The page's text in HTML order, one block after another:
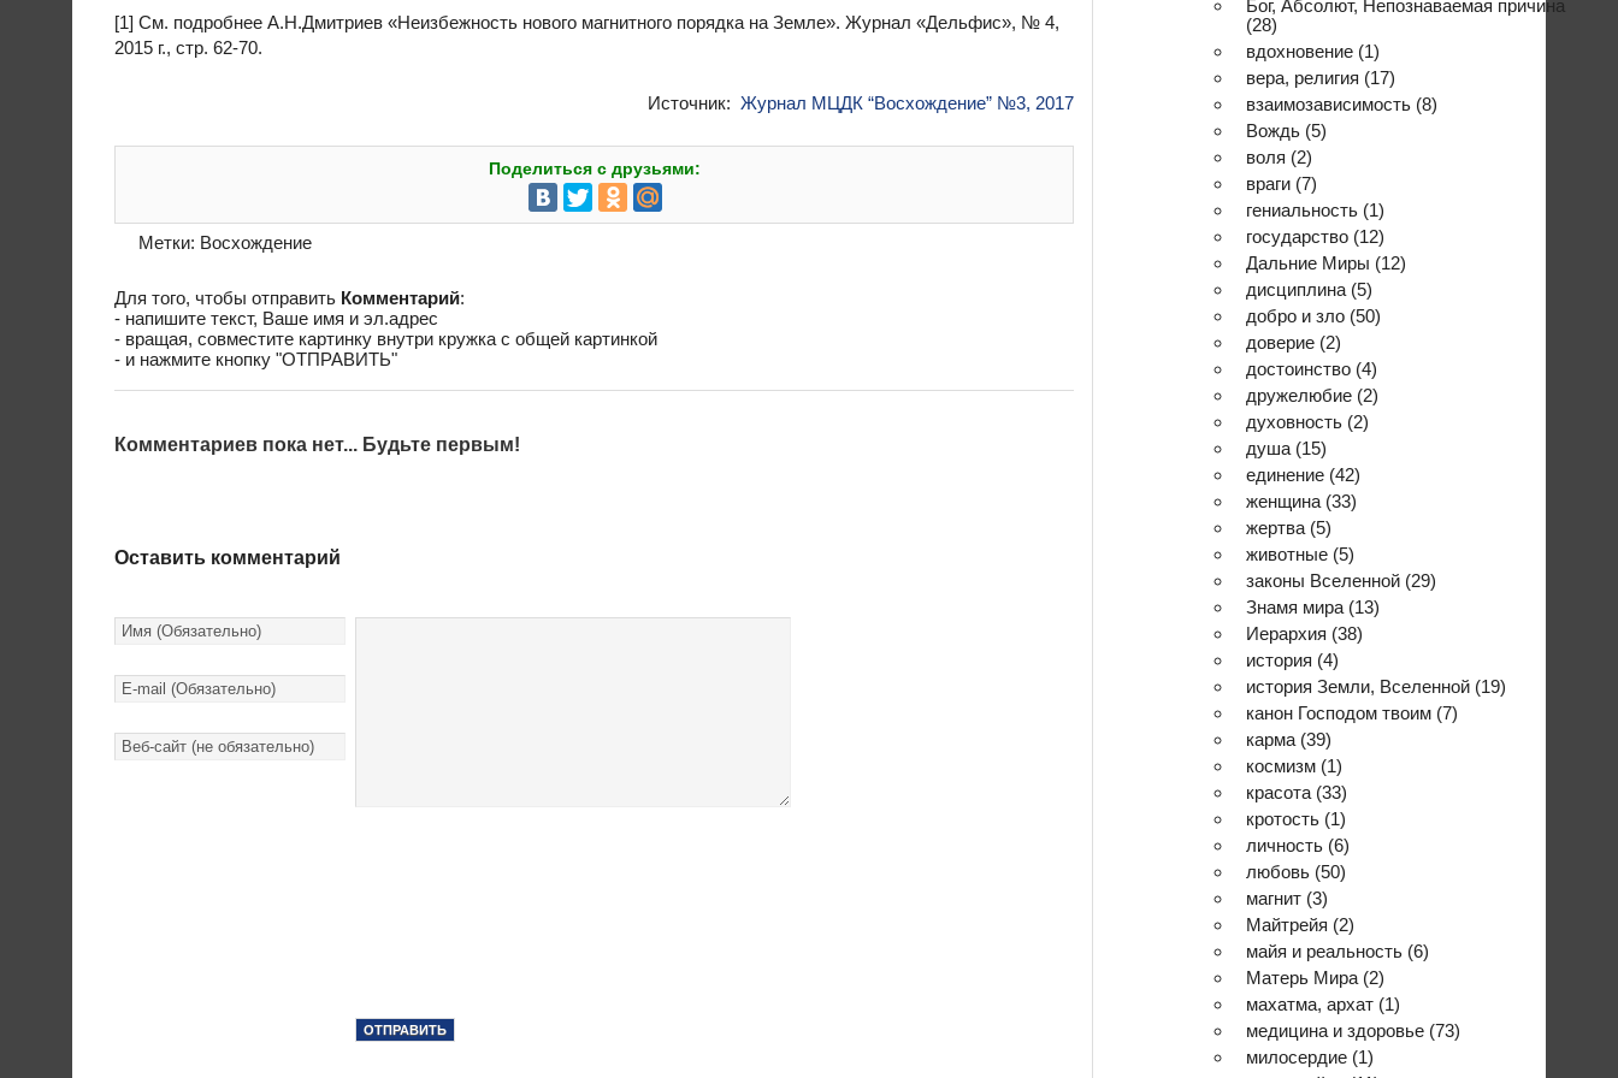
[1] См. подробнее А.Н.Дмитриев «Неизбежность нового магнитного порядка на Земле». Журнал «Дельфис», № 4,
2015 г., стр. 62-70.
Источник: Журнал МЦДК “Восхождение” №3, 2017
Поделиться с друзьями:
Метки: Восхождение
Для того, чтобы отправить Комментарий:
- напишите текст, Ваше имя и эл.адрес
- вращая, совместите картинку внутри кружка с общей картинкой
- и нажмите кнопку "ОТПРАВИТЬ"
Комментариев пока нет... Будьте первым!
Оставить комментарий
Бог, Абсолют, Непознаваемая причина
(28)
вдохновение (1)
вера, религия (17)
взаимозависимость (8)
Вождь (5)
воля (2)
враги (7)
гениальность (1)
государство (12)
Дальние Миры (12)
дисциплина (5)
добро и зло (50)
доверие (2)
достоинство (4)
дружелюбие (2)
духовность (2)
душа (15)
единение (42)
женщина (33)
жертва (5)
животные (5)
законы Вселенной (29)
Знамя мира (13)
Иерархия (38)
история (4)
история Земли, Вселенной (19)
канон Господом твоим (7)
карма (39)
космизм (1)
красота (33)
кротость (1)
личность (6)
любовь (50)
магнит (3)
Майтрейя (2)
майя и реальность (6)
Матерь Мира (2)
махатма, архат (1)
медицина и здоровье (73)
милосердие (1)